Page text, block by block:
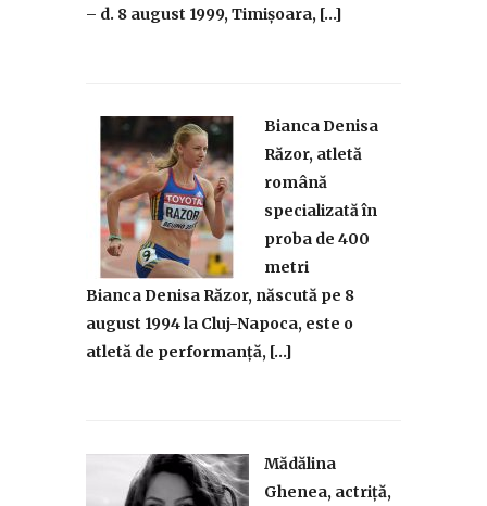
– d. 8 august 1999, Timișoara, […]
Bianca Denisa
Răzor, atletă
română
specializată în
proba de 400
metri
Bianca Denisa Răzor, născută pe 8
august 1994 la Cluj-Napoca, este o
atletă de performanță, […]
Mădălina
Ghenea, actriță,